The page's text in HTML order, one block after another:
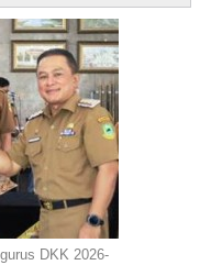
DKK 2026-